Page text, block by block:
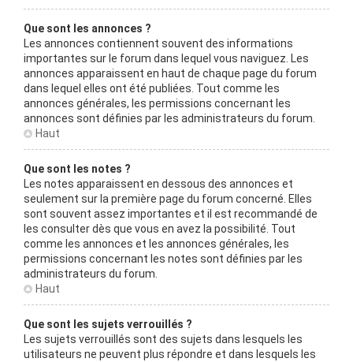
Que sont les annonces ?
Les annonces contiennent souvent des informations
importantes sur le forum dans lequel vous naviguez. Les
annonces apparaissent en haut de chaque page du forum
dans lequel elles ont été publiées. Tout comme les
annonces générales, les permissions concernant les
annonces sont définies par les administrateurs du forum.
Haut
Que sont les notes ?
Les notes apparaissent en dessous des annonces et
seulement sur la première page du forum concerné. Elles
sont souvent assez importantes et il est recommandé de
les consulter dès que vous en avez la possibilité. Tout
comme les annonces et les annonces générales, les
permissions concernant les notes sont définies par les
administrateurs du forum.
Haut
Que sont les sujets verrouillés ?
Les sujets verrouillés sont des sujets dans lesquels les
utilisateurs ne peuvent plus répondre et dans lesquels les